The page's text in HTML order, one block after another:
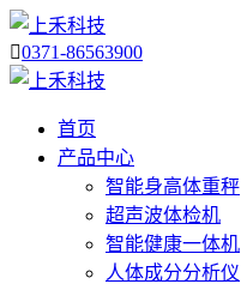
0371-86563900
首页
产品中心
智能身高体重秤
超声波体检机
智能健康一体机
人体成分分析仪